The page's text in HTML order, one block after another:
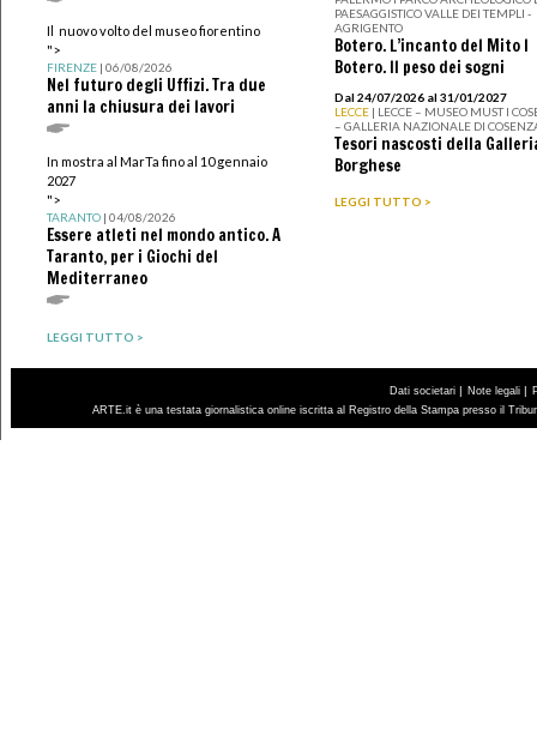
Il nuovo volto del museo fiorentino
">
FIRENZE| 06/08/2026
Nel futuro degli Uffizi. Tra due
anni la chiusura dei lavori
In mostra al MarTa fino al 10 gennaio
2027
">
TARANTO| 04/08/2026
Essere atleti nel mondo antico. A
Taranto, per i Giochi del
Mediterraneo
LEGGI TUTTO >
PAESAGGISTICO VALLE DEI TEMPLI -
AGRIGENTO
Botero. L’incanto del Mito I
Botero. Il peso dei sogni
Dal 24/07/2026 al 31/01/2027
LECCE | LECCE – MUSEO MUST I
– GALLERIA NAZIONALE DI
Tesori nascosti della
Borghese
LEGGI TUTTO >
Dati societari Note legali
ARTE.it è una testata giornalistica online iscritta al Registro della Stampa presso il